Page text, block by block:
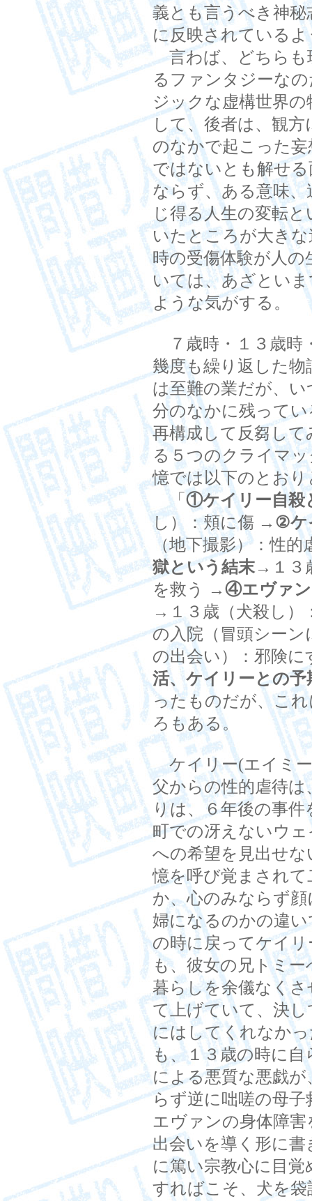
義とも言うべき神
に反映されている
言わば、どちらも
るファンタジーな
ジックな虚構世界
して、後者は、観
のなかで起こった
ではないとも解せ
ならず、ある意味
じ得る人生の変転
いたところが大き
時の受傷体験が人
いては、あざとい
ような気がする。
７歳時・１３歳時
幾度も繰り返した
は至難の業だが、
分のなかに残って
再構成して反芻し
る５つのクライマ
憶では以下のとお
「 ①ケイリー自殺
し）：頬に傷 →②ケ
（地下撮影）：性
獄という結末→１３
を救う
→④エヴァン
→１３歳（犬殺し
の入院（冒頭シー
の出会い）：邪険
活、ケイリーとの
ったものだが、こ
ろもある。
ケイリー(エイミー
父からの性的虐待
りは、６年後の事
町での冴えないウ
への希望を見出せ
憶を呼び覚まされ
か、心のみならず
婦になるのかの違
の時に戻ってケイ
も、彼女の兄トミ
暮らしを余儀なく
て上げていて、決
にはしてくれなか
も、１３歳の時に
による悪質な悪戯
らず逆に咄嗟の母子
エヴァンの身体障
出会いを導く形に
に篤い宗教心に目
すればこそ、犬を